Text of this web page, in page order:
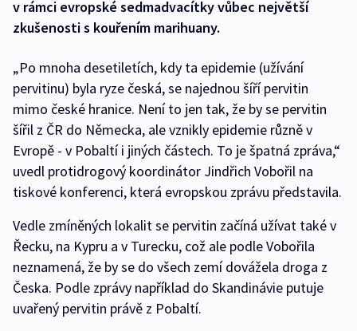
v rámci evropské sedmadvacítky vůbec největší
zkušenosti s kouřením marihuany.
„Po mnoha desetiletích, kdy ta epidemie (užívání
pervitinu) byla ryze česká, se najednou šíří pervitin
mimo české hranice. Není to jen tak, že by se pervitin
šířil z ČR do Německa, ale vznikly epidemie různě v
Evropě - v Pobaltí i jiných částech. To je špatná zpráva,“
uvedl protidrogový koordinátor Jindřich Vobořil na
tiskové konferenci, která evropskou zprávu představila.
Vedle zmíněných lokalit se pervitin začíná užívat také v
Řecku, na Kypru a v Turecku, což ale podle Vobořila
neznamená, že by se do všech zemí dovážela droga z
Česka. Podle zprávy například do Skandinávie putuje
uvařený pervitin právě z Pobaltí.